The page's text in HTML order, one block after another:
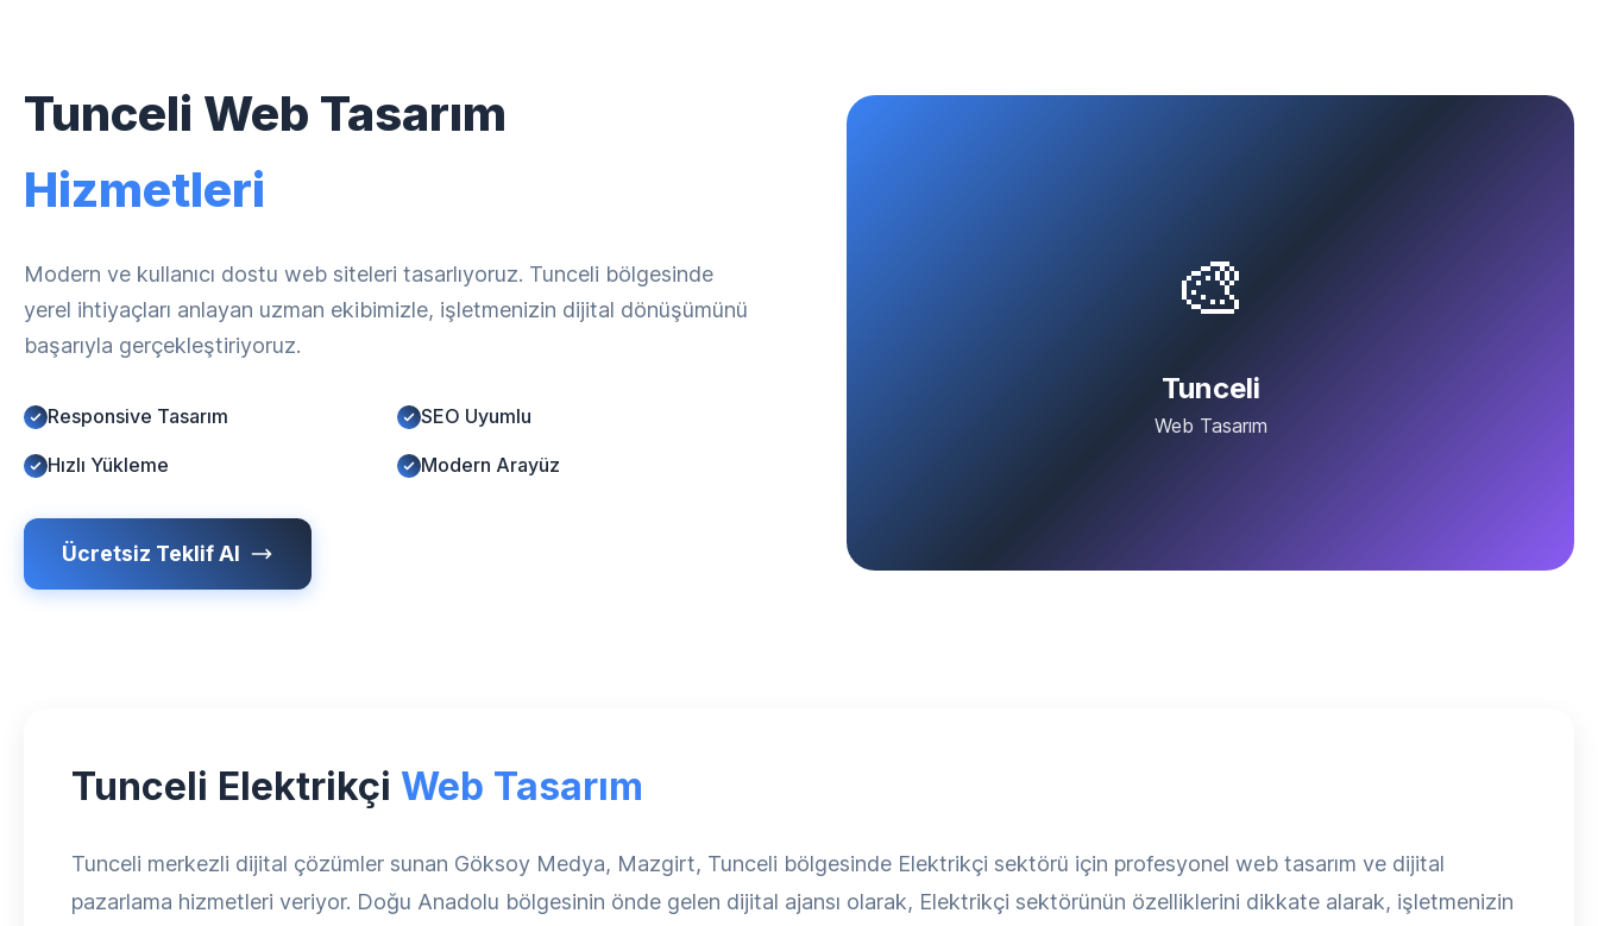
Tunceli Web Tasarım
Hizmetleri
Modern ve kullanıcı dostu web siteleri tasarlıyoruz. Tunceli bölgesinde
yerel ihtiyaçları anlayan uzman ekibimizle, işletmenizin dijital dönüşümünü
başarıyla gerçekleştiriyoruz.
Responsive Tasarım SEO Uyumlu
Hızlı Yükleme Modern Arayüz
Ücretsiz Teklif Al
🎨
Tunceli
Web Tasarım
Tunceli Elektrikçi Web Tasarım
Tunceli merkezli dijital çözümler sunan Göksoy Medya, Mazgirt, Tunceli bölgesinde Elektrikçi sektörü için profesyonel web tasarım ve dijital
pazarlama hizmetleri veriyor. Doğu Anadolu bölgesinin önde gelen dijital ajansı olarak, Elektrikçi sektörünün özelliklerini dikkate alarak, işletmenizin